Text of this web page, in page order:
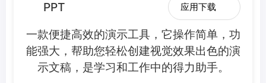
PPT 应用下载
一款便捷高效的演示工具，它操作简单，功
能强大，帮助您轻松创建视觉效果出色的演
示文稿，是学习和工作中的得力助手。